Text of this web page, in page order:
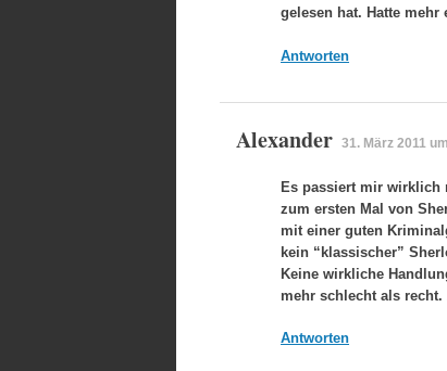
gelesen hat. Hatte mehr
Antworten
Alexander 31. März 2011
Es passiert mir wirklich
zum ersten Mal von
mit einer guten
kein “klassischer”
Keine wirkliche
mehr schlecht als
Antworten